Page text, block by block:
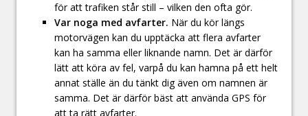
för att trafiken står still – vilken den ofta gör.
Var noga med avfarter. När du kör längs
motorvägen kan du upptäcka att flera avfarter
kan ha samma eller liknande namn. Det är därför
lätt att köra av fel, varpå du kan hamna på ett helt
annat ställe än du tänkt dig även om namnen är
samma. Det är därför bäst att använda GPS för
att ta rätt avfarter.